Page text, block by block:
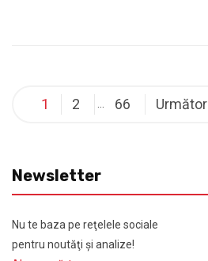
1 2 66 Următor
Newsletter
Nu te baza pe reţelele sociale
pentru noutăţi şi analize!